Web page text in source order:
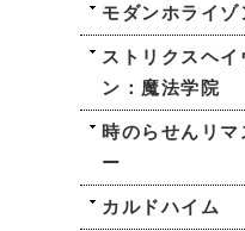
モダンホライゾ
ストリクスヘイ
ン：魔法学院
時のらせんリマ
ー
カルドハイム